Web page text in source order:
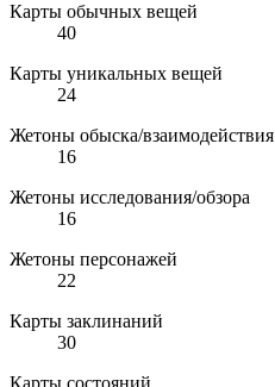
Карты обычных вещей
40
Карты уникальных вещей
24
Жетоны обыска/взаимодействия
16
Жетоны исследования/обзора
16
Жетоны персонажей
22
Карты заклинаний
30